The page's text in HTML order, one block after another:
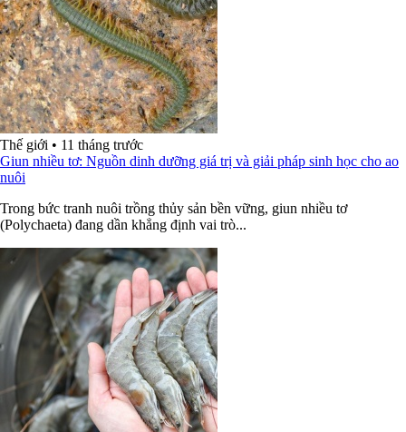
Thế giới • 11 tháng trước
Giun nhiều tơ: Nguồn dinh dưỡng giá trị và giải pháp sinh học cho ao
nuôi
Trong bức tranh nuôi trồng thủy sản bền vững, giun nhiều tơ
(Polychaeta) đang dần khẳng định vai trò...